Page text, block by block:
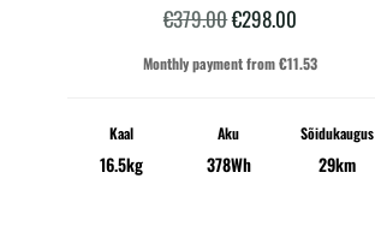
€379.00Algne
hind
€379.00.
€298.00
hind
€298.00.
Monthly payment from€11.53
Kaal
16.5kg
Aku
378Wh
Sõidukaugus
29km